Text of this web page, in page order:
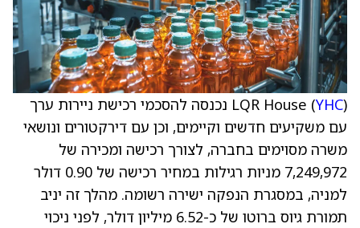
LQR House (YHC
) נכנסה להסכמי רכישת ניירות ערך
עם משקיעים חדשים וקיימים, וכן עם דירקטורים ונושאי
משרה מסוימים בחברה, לצורך רכישה ומכירה של
7,249,972 מניות רגילות במחיר רכישה של 0.90 דולר
למניה, במסגרת הנפקה ישירה רשומה. מהלך זה יניב
תמורת גיוס ברוטו של כ-6.52 מיליון דולר, לפני ניכוי